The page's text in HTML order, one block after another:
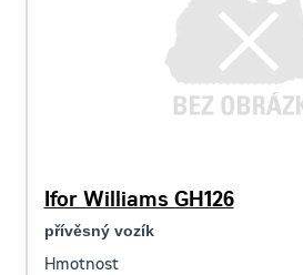
Ifor Williams GH126
přívěsný vozík
Hmotnost